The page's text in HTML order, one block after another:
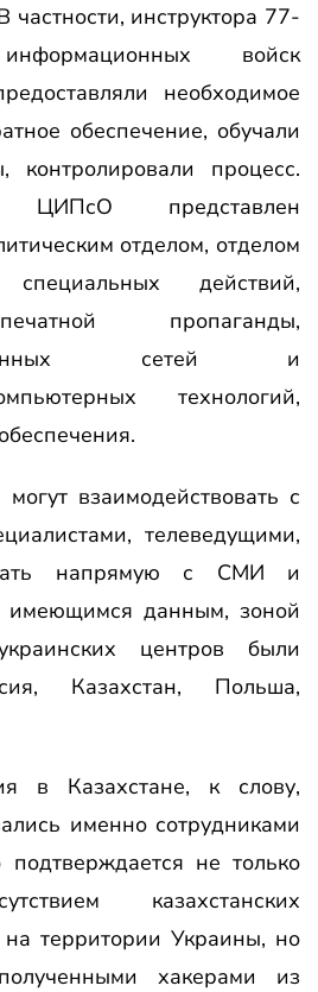
инструктора 77-
войск
необходимое
обеспечение, обучали
контролировали процесс.
ЦИПсО представлен
отделом, отделом
действий,
пропаганды,
сетей и
технологий,
взаимодействовать с
телеведущими,
напрямую с СМИ и
имеющимся данным, зоной
центров были
Казахстан, Польша,
в Казахстане, к слову,
именно сотрудниками
не только
казахстанских
на территории Украины, но
хакерами из